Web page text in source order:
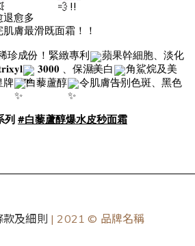
退愈多
肌膚最滑既面霜！！
珍成份！緊緻專利
蘋果幹細胞、淡化
𝟑𝟎𝟎𝟎 、保濕美白
角鯊烷及美
牌 白藜蘆醇
令肌膚告別色斑、黑色
列#白藜蘆醇爆水皮秒面霜
款及細則 | 2021 © 品牌名稱